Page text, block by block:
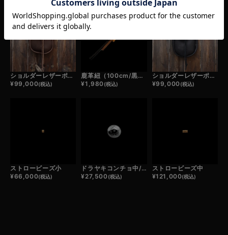
ショルダーレザーポーチ（茶）
¥99,000(税込)
鹿革紐（100cm/黒・濃茶・薄茶・白）
¥1,980(税込)
ショルダーレザーポーチ（黒）
¥99,000(税込)
ストロービーズ小
¥66,000(税込)
ドラヤキコンチョ中/スター
¥27,500(税込)
ストロービーズ中
¥121,000(税込)